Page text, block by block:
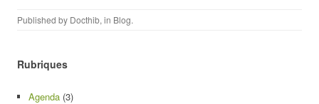
Published by Docthib, in Blog.
Rubriques
Agenda (3)